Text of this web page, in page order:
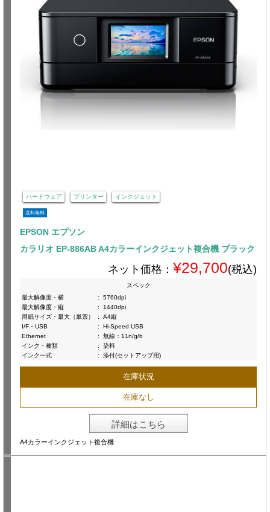
ハードウェア プリンター インクジェット
送料無料
EPSON エプソン
カラリオ EP-886AB A4カラーインクジェット複合機 ブラック
ネット価格： ¥29,700(税込)
スペック
最大解像度・横
:
5760dpi
最大解像度・縦
:
1440dpi
用紙サイズ・最大（単票）
:
A4縦
I/F・USB
:
Hi-Speed USB
Ethernet
:
無線：11n/g/b
インク・種類
:
染料
インク一式
: 添付(セットアップ用)
在庫状況
在庫なし
詳細はこちら
A4カラーインクジェット複合機